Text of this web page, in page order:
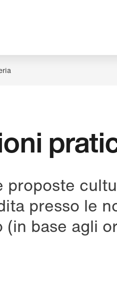
proposte
presso le
(in base agli